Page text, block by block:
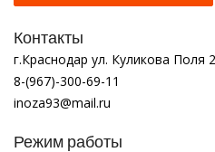
Контакты
г.Краснодар ул. Куликова Поля 2
8-(967)-300-69-11
inoza93@mail.ru
Режим работы